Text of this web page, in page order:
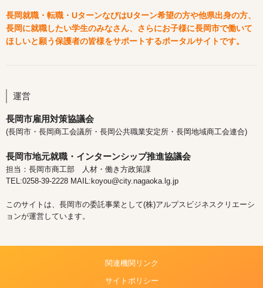
長岡就職・転職・UターンなびはUターン希望の方や他県出身の方、
長岡に就職したい学生のみなさん、さらにお子様に長岡市で働いて
ほしいと願う保護者の皆様をサポートするポータルサイトです。
運営
長岡市雇用対策協議会
(長岡市・長岡商工会議所・長岡公共職業安定所・長岡地域商工会連合)
長岡市地元就職・インターンシップ推進協議会
担当：長岡市商工部 人材・働き方政策課
TEL:0258-39-2228 MAIL:koyou@city.nagaoka.lg.jp
このサイトは、長岡市の委託事業として(株)アルプスビジネスクリエーシ
ョンが運営しています。
関連機関リンク
サイトポリシー